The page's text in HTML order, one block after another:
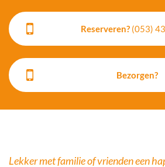
Reserveren?(053)
Bezorgen?
Lekker met familie of vrienden een